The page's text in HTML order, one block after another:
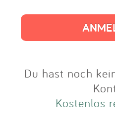
Du hast noch
Kostenlos